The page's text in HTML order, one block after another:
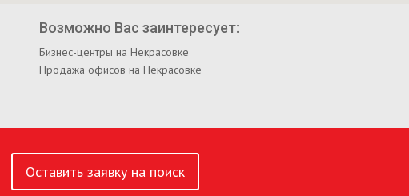
Возможно Вас заинтересует:
Бизнес-центры на Некрасовке
Продажа офисов на Некрасовке
Оставить заявку на поиск